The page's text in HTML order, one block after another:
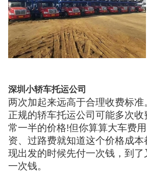
深圳小轿车托运公司
两次加起来远高于合理收费标准
正规的轿车托运公司可能多次
常一半的价格!但你算算大车费
资、过路费就知道这个价格成
现出发的时候先付一次钱，到
一次钱。